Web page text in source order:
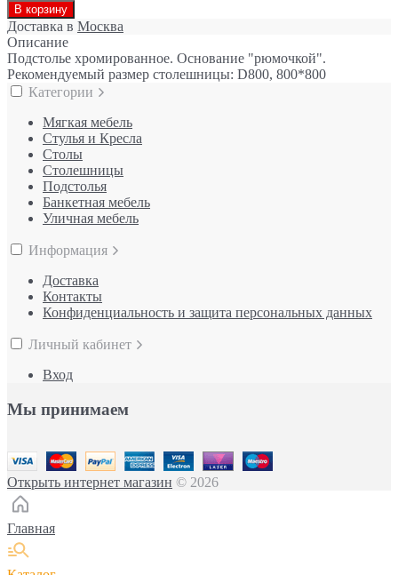
В корзину
Доставка в Москва
Описание
Подстолье хромированное. Основание "рюмочкой".
Рекомендуемый размер столешницы: D800, 800*800
Категории
Мягкая мебель
Стулья и Кресла
Столы
Столешницы
Подстолья
Банкетная мебель
Уличная мебель
Информация
Доставка
Контакты
Конфиденциальность и защита персональных данных
Личный кабинет
Вход
Мы принимаем
Открыть интернет магазин © 2026
Главная